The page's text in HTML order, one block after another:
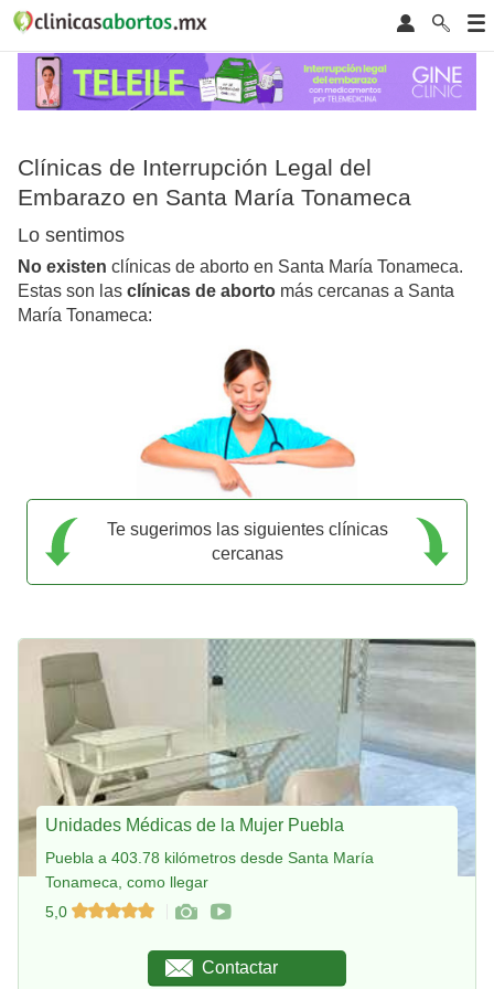
Clínicas de Interrupción Legal del
Embarazo en Santa María Tonameca
Lo sentimos
No existen clínicas de aborto en Santa María Tonameca.
Estas son las clínicas de aborto más cercanas a Santa
María Tonameca:
Te sugerimos las siguientes clínicas
cercanas
Unidades Médicas de la Mujer Puebla
Puebla a 403.78 kilómetros desde Santa María
Tonameca, como llegar
5,0
Contactar